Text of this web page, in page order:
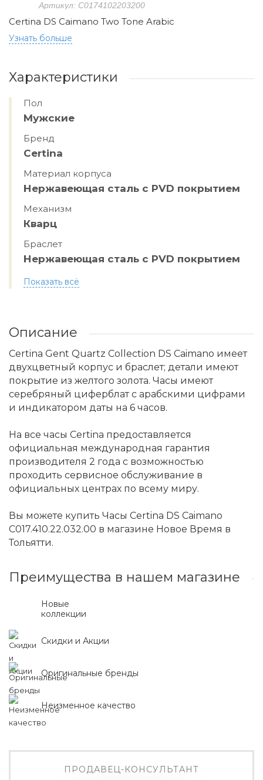
Артикул: C0174102203200
Certina DS Caimano Two Tone Arabic
Узнать больше
Характеристики
Пол
Мужские
Бренд
Certina
Материал корпуса
Нержавеющая сталь с PVD покрытием
Механизм
Кварц
Браслет
Нержавеющая сталь с PVD покрытием
Показать всё
Описание
Certina Gent Quartz Collection DS Caimano имеет
двухцветный корпус и браслет; детали имеют
покрытие из желтого золота. Часы имеют
серебряный циферблат с арабскими цифрами
и индикатором даты на 6 часов.
На все часы Certina предоставляется
официальная международная гарантия
производителя 2 года с возможностью
проходить сервисное обслуживание в
официальных центрах по всему миру.
Вы можете купить Часы Certina DS Caimano
C017.410.22.032.00 в магазине Новое Время в
Тольятти.
Преимущества в нашем магазине
Новые
коллекции
Скидки и Акции
Оригинальные бренды
Неизменное качество
ПРОДАВЕЦ-КОНСУЛЬТАНТ